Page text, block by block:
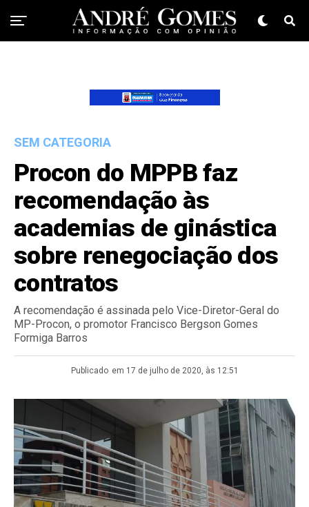
SEM CATEGORIA
Procon do MPPB faz
recomendação às
academias de ginástica
sobre renegociação dos
contratos
A recomendação é assinada pelo Vice-Diretor-Geral do
MP-Procon, o promotor Francisco Bergson Gomes
Formiga Barros
Publicado em 17 de julho de 2020, às 12:51